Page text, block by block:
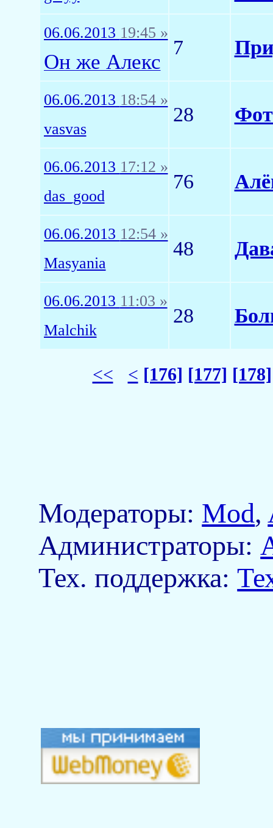
06.06.2013 19:45 »
Он же Алекс
7
06.06.2013 18:54 »
vasvas
28
06.06.2013 17:12 »
das_good
76
06.06.2013 12:54 »
Masyania
48
06.06.2013 11:03 »
Malchik
28
<< < [176] [177] [178]
Модераторы: Mod,
Aдминистраторы:
Тех. поддержка: